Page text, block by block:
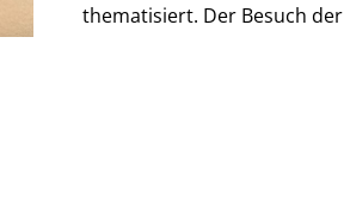
thematisiert. Der Besuch der